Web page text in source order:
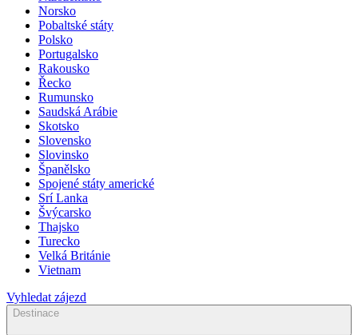
Norsko
Pobaltské státy
Polsko
Portugalsko
Rakousko
Řecko
Rumunsko
Saudská Arábie
Skotsko
Slovensko
Slovinsko
Španělsko
Spojené státy americké
Srí Lanka
Švýcarsko
Thajsko
Turecko
Velká Británie
Vietnam
Vyhledat zájezd
Destinace